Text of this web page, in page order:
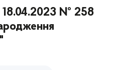
18.04.2023 № 258